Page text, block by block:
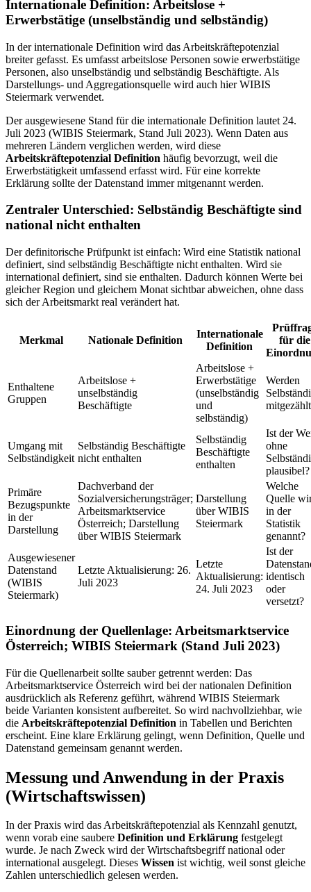
Internationale Definition: Arbeitslose +
Erwerbstätige (unselbständig und selbständig)
In der internationale Definition wird das Arbeitskräftepotenzial
breiter gefasst. Es umfasst arbeitslose Personen sowie erwerbstätige
Personen, also unselbständig und selbständig Beschäftigte. Als
Darstellungs- und Aggregationsquelle wird auch hier WIBIS
Steiermark verwendet.
Der ausgewiesene Stand für die internationale Definition lautet 24.
Juli 2023 (WIBIS Steiermark, Stand Juli 2023). Wenn Daten aus
mehreren Ländern verglichen werden, wird diese
Arbeitskräftepotenzial Definition häufig bevorzugt, weil die
Erwerbstätigkeit umfassend erfasst wird. Für eine korrekte
Erklärung sollte der Datenstand immer mitgenannt werden.
Zentraler Unterschied: Selbständig Beschäftigte sind
national nicht enthalten
Der definitorische Prüfpunkt ist einfach: Wird eine Statistik national
definiert, sind selbständig Beschäftigte nicht enthalten. Wird sie
international definiert, sind sie enthalten. Dadurch können Werte bei
gleicher Region und gleichem Monat sichtbar abweichen, ohne dass
sich der Arbeitsmarkt real verändert hat.
Merkmal Nationale Definition
Internationale
Definition
für die
Enthaltene
Gruppen
Arbeitslose +
unselbständig
Beschäftigte
Arbeitslose +
Erwerbstätige
(unselbständig
und
selbständig)
Werden
Umgang mit
Selbständigkeit
Selbständig Beschäftigte
nicht enthalten
Selbständig
Beschäftigte
enthalten
Ist der
ohne
plausibel?
Primäre
Bezugspunkte
in der
Darstellung
Dachverband der
Sozialversicherungsträger;
Arbeitsmarktservice
Österreich; Darstellung
über WIBIS Steiermark
Darstellung
über WIBIS
Steiermark
Welche
Quelle
in der
Statistik
genannt?
Ausgewiesener
Datenstand
(WIBIS
Steiermark)
Letzte Aktualisierung: 26.
Juli 2023
Letzte
Aktualisierung:
24. Juli 2023
Ist der
identisch
oder
versetzt?
Einordnung der Quellenlage: Arbeitsmarktservice
Österreich; WIBIS Steiermark (Stand Juli 2023)
Für die Quellenarbeit sollte sauber getrennt werden: Das
Arbeitsmarktservice Österreich wird bei der nationalen Definition
ausdrücklich als Referenz geführt, während WIBIS Steiermark
beide Varianten konsistent aufbereitet. So wird nachvollziehbar, wie
die Arbeitskräftepotenzial Definition in Tabellen und Berichten
erscheint. Eine klare Erklärung gelingt, wenn Definition, Quelle und
Datenstand gemeinsam genannt werden.
Messung und Anwendung in der Praxis
(Wirtschaftswissen)
In der Praxis wird das Arbeitskräftepotenzial als Kennzahl genutzt,
wenn vorab eine saubere Definition und Erklärung festgelegt
wurde. Je nach Zweck wird der Wirtschaftsbegriff national oder
international ausgelegt. Dieses Wissen ist wichtig, weil sonst gleiche
Zahlen unterschiedlich gelesen werden.